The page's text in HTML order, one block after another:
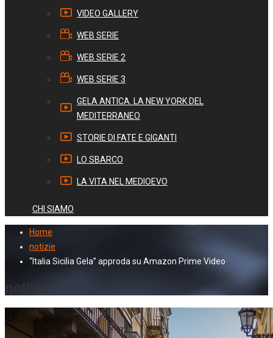
VIDEO GALLERY
WEB SERIE
WEB SERIE 2
WEB SERIE 3
GELA ANTICA. LA NEW YORK DEL
MEDITERRANEO
STORIE DI FATE E GIGANTI
LO SBARCO
LA VITA NEL MEDIOEVO
CHI SIAMO
Home
notizie
“Italia Sicilia Gela” approda su Amazon Prime Video
notizie